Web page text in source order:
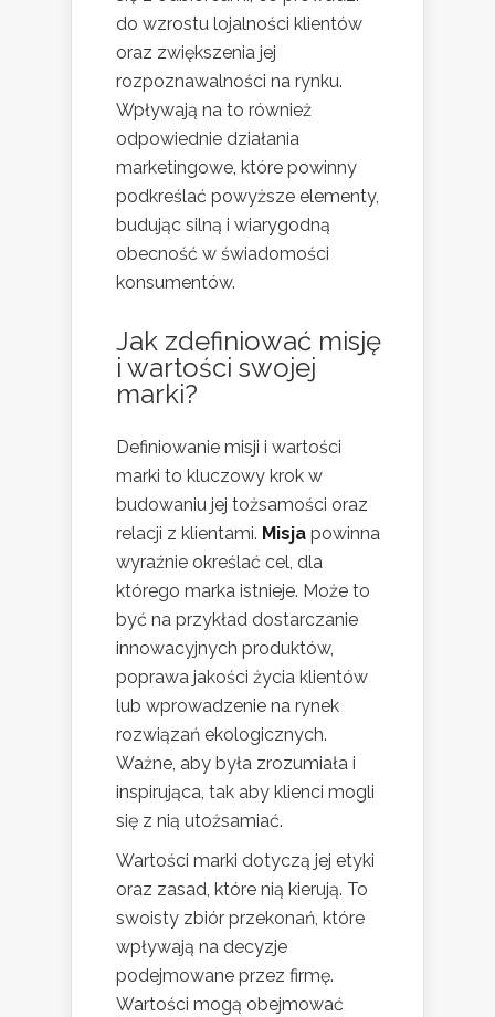
do wzrostu lojalności klientów
oraz zwiększenia jej
rozpoznawalności na rynku.
Wpływają na to również
odpowiednie działania
marketingowe, które powinny
podkreślać powyższe elementy,
budując silną i wiarygodną
obecność w świadomości
konsumentów.
Jak zdefiniować misję
i wartości swojej
marki?
Definiowanie misji i wartości
marki to kluczowy krok w
budowaniu jej tożsamości oraz
relacji z klientami. Misja powinna
wyraźnie określać cel, dla
którego marka istnieje. Może to
być na przykład dostarczanie
innowacyjnych produktów,
poprawa jakości życia klientów
lub wprowadzenie na rynek
rozwiązań ekologicznych.
Ważne, aby była zrozumiała i
inspirująca, tak aby klienci mogli
się z nią utożsamiać.
Wartości marki dotyczą jej etyki
oraz zasad, które nią kierują. To
swoisty zbiór przekonań, które
wpływają na decyzje
podejmowane przez firmę.
Wartości mogą obejmować